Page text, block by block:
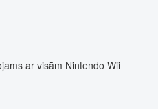
ar visām Nintendo Wii